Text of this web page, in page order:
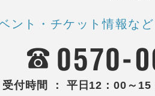
ント・チケット情報など
受付時間 ： 平日12：00～15